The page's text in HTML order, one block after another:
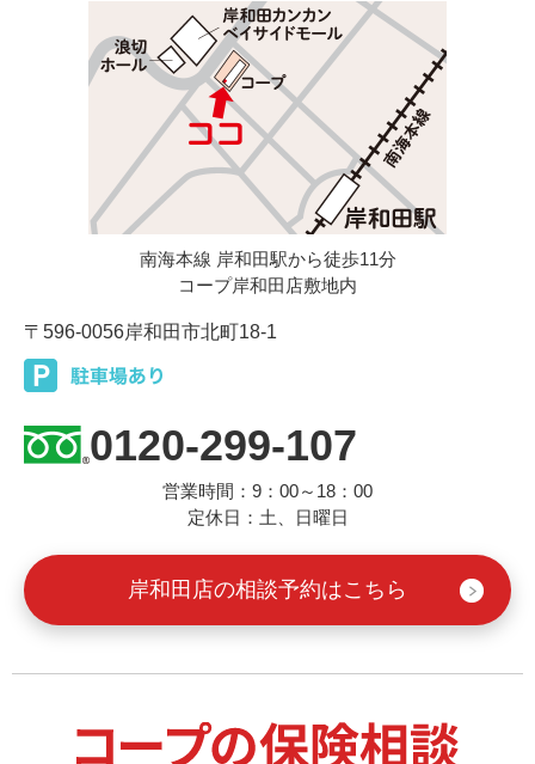
南海本線 岸和田駅から徒歩11分
コープ岸和田店敷地内
〒596-0056岸和田市北町18-1
0120-299-107
営業時間：9：00～18：00
定休日：土、日曜日
岸和田店の相談予約はこちら